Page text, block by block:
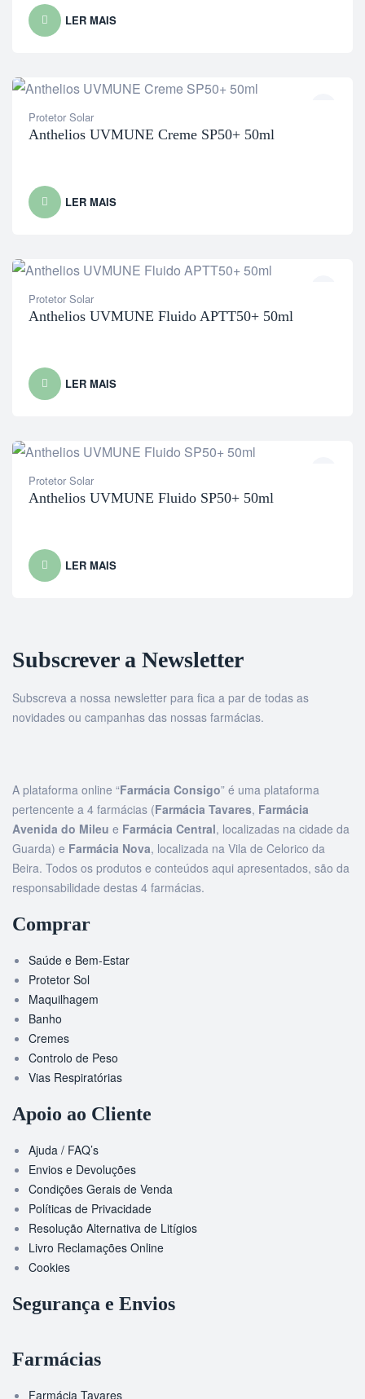
LER MAIS
Protetor Solar
Anthelios UVMUNE Creme SP50+ 50ml
LER MAIS
Protetor Solar
Anthelios UVMUNE Fluido APTT50+ 50ml
LER MAIS
Protetor Solar
Anthelios UVMUNE Fluido SP50+ 50ml
LER MAIS
Subscrever a Newsletter
Subscreva a nossa newsletter para fica a par de todas as
novidades ou campanhas das nossas farmácias.
A plataforma online “Farmácia Consigo” é uma plataforma
pertencente a 4 farmácias (Farmácia Tavares, Farmácia
Avenida do Mileu e Farmácia Central, localizadas na cidade da
Guarda) e Farmácia Nova, localizada na Vila de Celorico da
Beira. Todos os produtos e conteúdos aqui apresentados, são da
responsabilidade destas 4 farmácias.
Comprar
Saúde e Bem-Estar
Protetor Sol
Maquilhagem
Banho
Cremes
Controlo de Peso
Vias Respiratórias
Apoio ao Cliente
Ajuda / FAQ’s
Envios e Devoluções
Condições Gerais de Venda
Políticas de Privacidade
Resolução Alternativa de Litígios
Livro Reclamações Online
Cookies
Segurança e Envios
Farmácias
Farmácia Tavares